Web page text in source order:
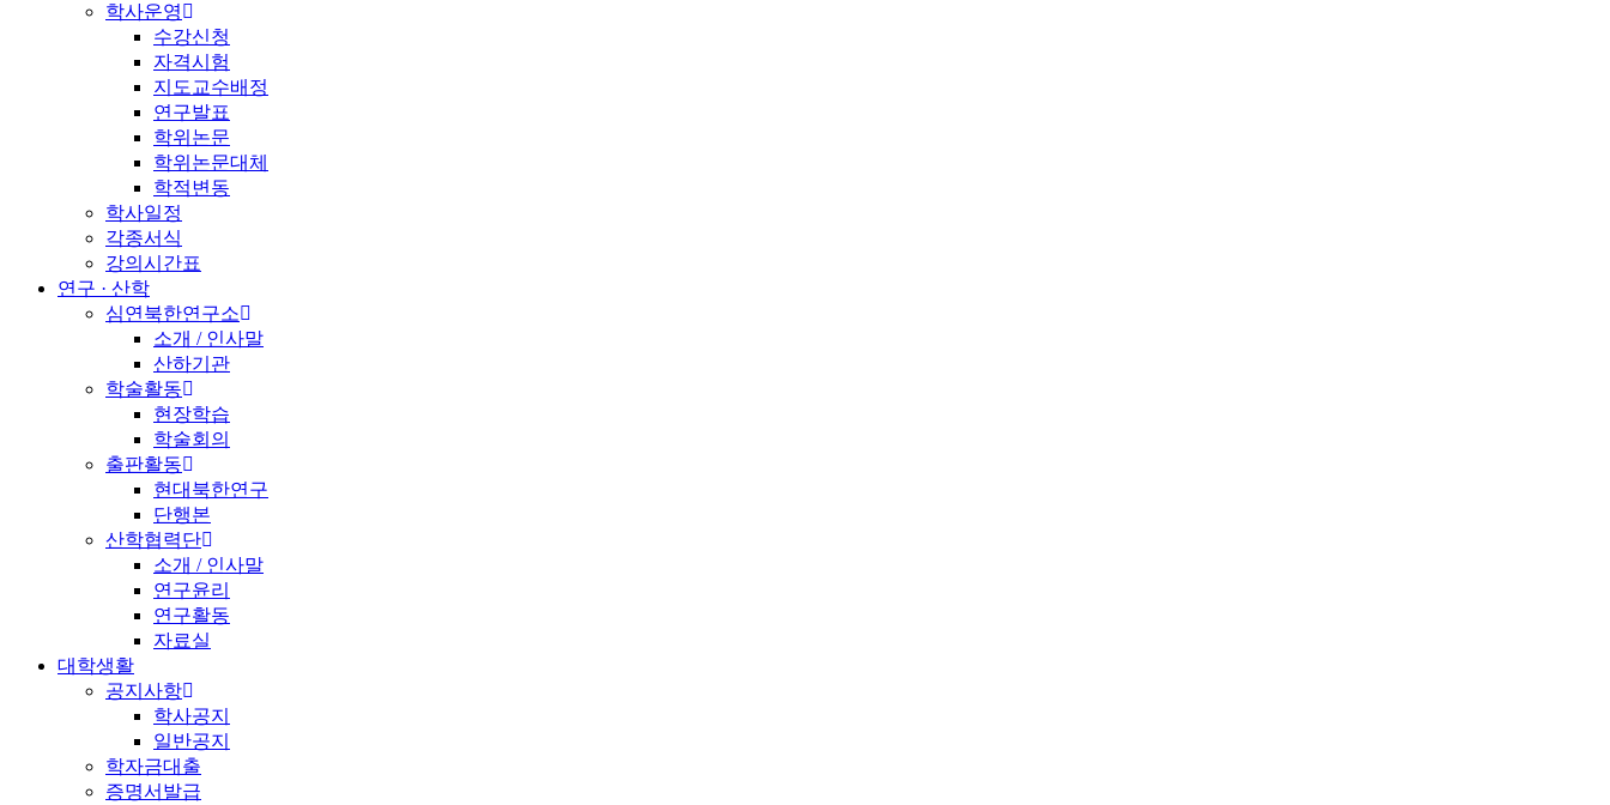
학사운영
수강신청
자격시험
지도교수배정
연구발표
학위논문
학위논문대체
학적변동
학사일정
각종서식
강의시간표
연구 · 산학
심연북한연구소
소개 / 인사말
산하기관
학술활동
현장학습
학술회의
출판활동
현대북한연구
단행본
산학협력단
소개 / 인사말
연구윤리
연구활동
자료실
대학생활
공지사항
학사공지
일반공지
학자금대출
증명서발급